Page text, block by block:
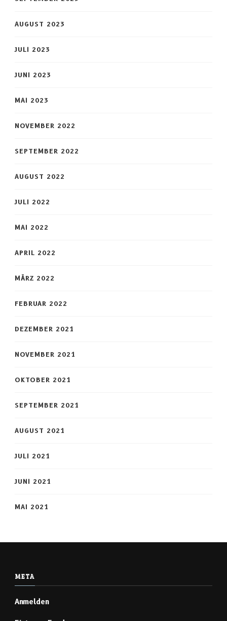
AUGUST 2023
JULI 2023
JUNI 2023
MAI 2023
NOVEMBER 2022
SEPTEMBER 2022
AUGUST 2022
JULI 2022
MAI 2022
APRIL 2022
MÄRZ 2022
FEBRUAR 2022
DEZEMBER 2021
NOVEMBER 2021
OKTOBER 2021
SEPTEMBER 2021
AUGUST 2021
JULI 2021
JUNI 2021
MAI 2021
META
Anmelden